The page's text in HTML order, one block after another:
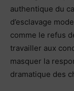
authentique du
d’esclavage
comme le refus
travailler aux
masquer la
dramatique des